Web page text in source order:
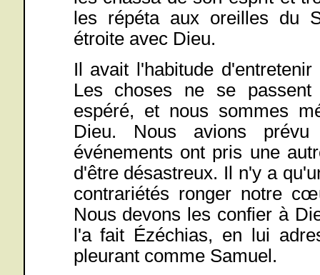
les répéta aux oreilles du
étroite avec Dieu.
Il avait l'habitude
Les choses ne se
espéré, et nous sommes
Dieu. Nous avions
événements ont pris une
d'être désastreux. Il n'y a
contrariétés ronger notre
Nous devons les confier à
l'a fait Ézéchias, en lui
pleurant comme Samuel.